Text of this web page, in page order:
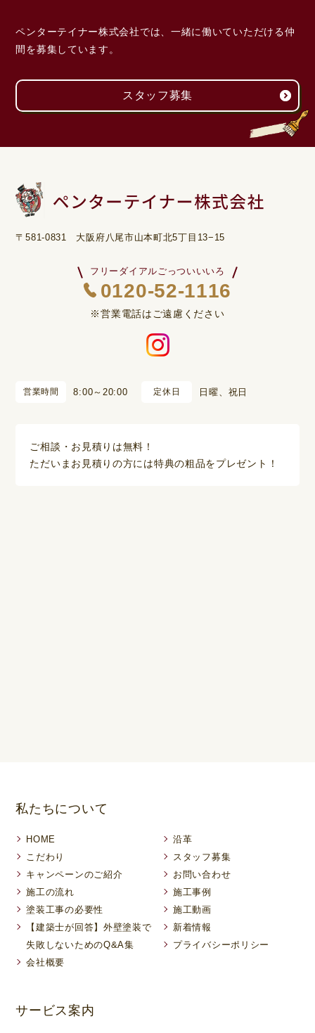
ペンターテイナー株式会社では、一緒に働いていただける仲
間を募集しています。
スタッフ募集
〒581-0831 大阪府八尾市山本町北5丁目13−15
フリーダイアルごっついいいろ
0120-52-1116
※営業電話はご遠慮ください
営業時間 8:00～20:00 定休日 日曜、祝日
ご相談・お見積りは無料！
ただいまお見積りの方には特典の粗品をプレゼント！
私たちについて
HOME
こだわり
キャンペーンのご紹介
施工の流れ
塗装工事の必要性
【建築士が回答】外壁塗装で
失敗しないためのQ&A集
会社概要
沿革
スタッフ募集
お問い合わせ
施工事例
施工動画
新着情報
プライバシーポリシー
サービス案内